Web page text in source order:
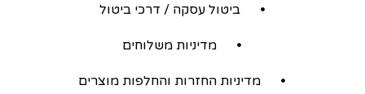
ביטול עסקה / דרכי ביטול
מדיניות משלוחים
מדיניות החזרות והחלפות מוצרים